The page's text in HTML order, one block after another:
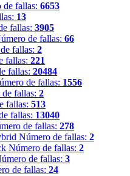
de fallas: 6653
13
fallas: 3905
de fallas: 66
fallas: 2
fallas: 221
fallas: 20484
de fallas: 1556
fallas: 2
fallas: 513
fallas: 13040
de fallas: 278
Número de fallas: 2
Número de fallas: 2
de fallas: 3
de fallas: 24